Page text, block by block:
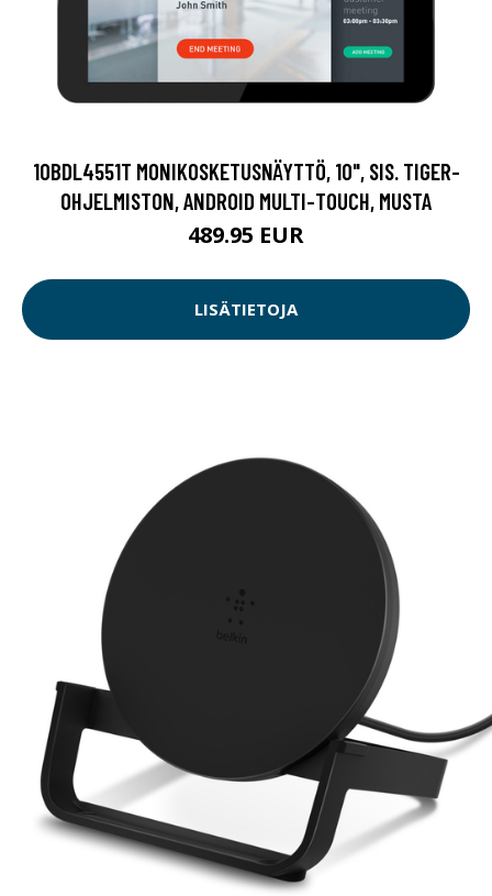
10BDL4551T MONIKOSKETUSNÄYTTÖ, 10", SIS. TIGER-
OHJELMISTON, ANDROID MULTI-TOUCH, MUSTA
489.95 EUR
LISÄTIETOJA